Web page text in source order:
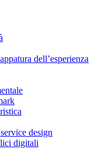
dell’esperienza
design
digitali